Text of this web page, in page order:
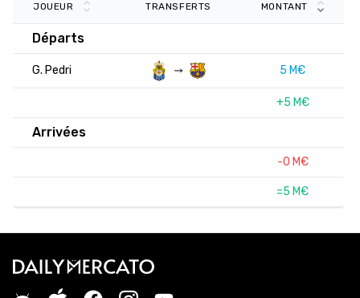
JOUEUR TRANSFERTS MONTANT
Départs
G. Pedri 5 M€
+5 M€
Arrivées
-0 M€
=5 M€